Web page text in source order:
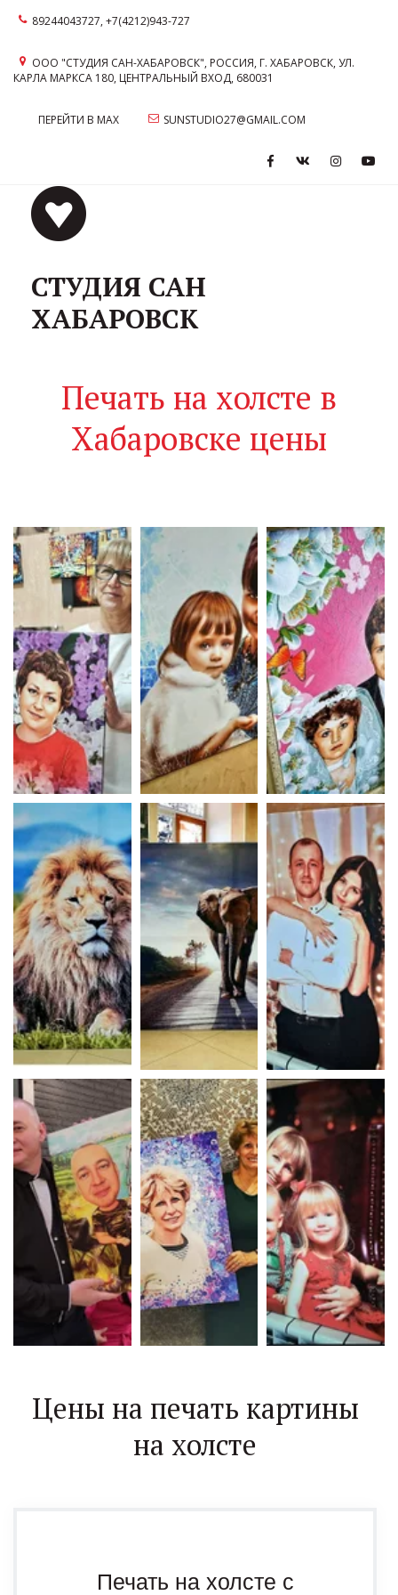
89244043727,+7(4212)943-727
ООО "СТУДИЯ САН-ХАБАРОВСК", РОССИЯ, Г. ХАБАРОВСК,УЛ.
КАРЛА МАРКСА 180, ЦЕНТРАЛЬНЫЙ ВХОД, 680031
ПЕРЕЙТИ В MAX SUNSTUDIO27@GMAIL.COM
СТУДИЯ САН
ХАБАРОВСК
Печать на холсте в
Хабаровске цены
Цены на печать картины
на холсте
Печать на холсте с